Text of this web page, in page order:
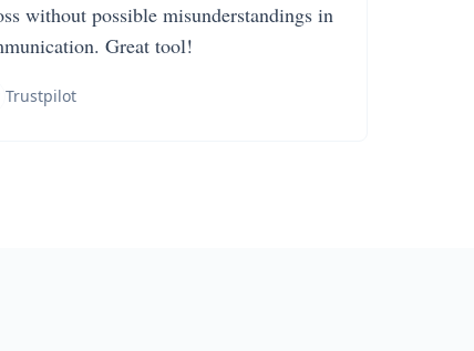
without possible misunderstandings in
Great tool!
Trustpilot